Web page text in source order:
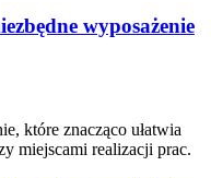
wyposażenie
które znacząco ułatwia
miejscami realizacji prac.